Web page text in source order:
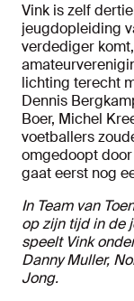
Vink is zelf
jeugdopleiding
verdediger
lichting terecht
Dennis
Boer, Michel
voetballers
omgedoopt
gaat eerst nog
In Team van
op zijn tijd in de
speelt Vink
Danny Muller,
Jong.